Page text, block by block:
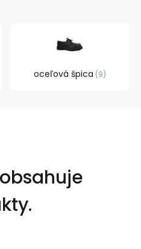
oceľová špica 9